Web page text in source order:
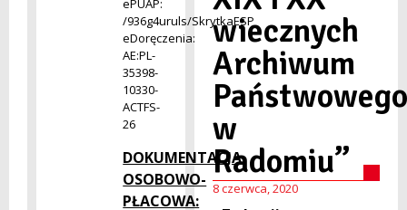
ePUAP:
/936g4uruls/SkrytkaESP
eDoręczenia:
AE:PL-
35398-
10330-
ACTFS-
26
DOKUMENTACJA
OSOBOWO-
PŁACOWA:
wiecznych
Archiwum
Państwowego
w
Radomiu”
8 czerwca, 2020